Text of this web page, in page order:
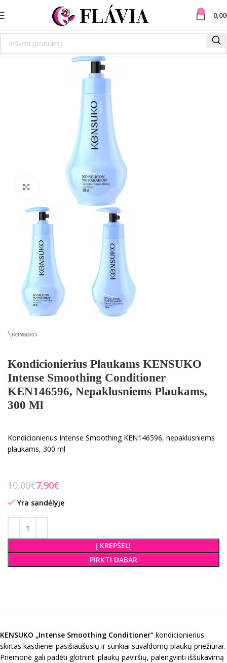
0 0,00
Spustelėkite norėdami padidinti
Kondicionierius Plaukams KENSUKO
Intense Smoothing Conditioner
KEN146596, Nepaklusniems Plaukams,
300 Ml
Kondicionierius Intense Smoothing KEN146596, nepaklusniems
plaukams, 300 ml
10,00€7,90€
Yra sandėlyje
Į KREPŠELĮ
PIRKTI DABAR
KENSUKO „Intense Smoothing Conditioner“ kondicionierius
skirtas kasdienei pasišiaušusių ir sunkiai suvaldomų plaukų priežiūrai.
Priemonė gali padėti glotninti plaukų paviršių, palengvinti iššukavimą